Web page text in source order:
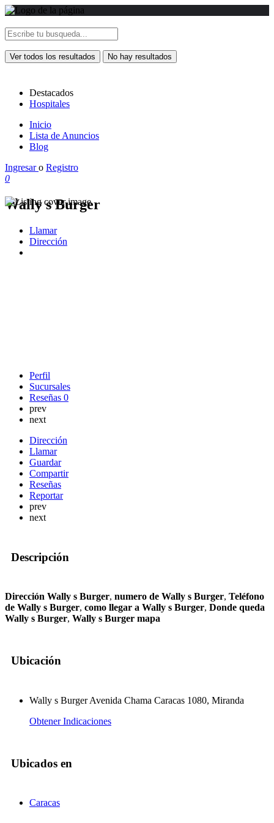
Ver todos los resultados No hay resultados
Destacados
Hospitales
Inicio
Lista de Anuncios
Blog
Ingresaro Registro
0
Wally s Burger
Llamar
Dirección
Perfil
Sucursales
Reseñas 0
prev
next
Dirección
Llamar
Guardar
Compartir
Reseñas
Reportar
prev
next
Descripción
Dirección Wally s Burger, numero de Wally s Burger, Teléfono
de Wally s Burger, como llegar a Wally s Burger, Donde queda
Wally s Burger, Wally s Burger mapa
Ubicación
Wally s Burger Avenida Chama Caracas 1080, Miranda
Obtener Indicaciones
Ubicados en
Caracas